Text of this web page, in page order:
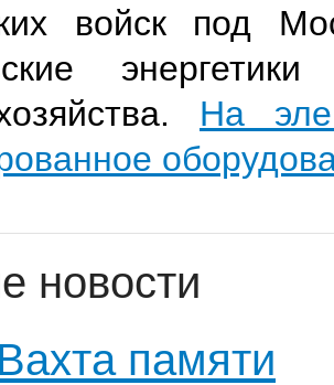
войск под
На
новости
Вахта памяти